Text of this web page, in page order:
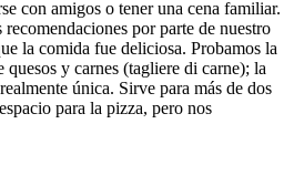
con amigos o tener una cena familiar.
por parte de nuestro
la comida fue deliciosa. Probamos la
quesos y carnes (tagliere di carne); la
única. Sirve para más de dos
para la pizza, pero nos